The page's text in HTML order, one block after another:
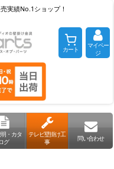
実績No.1ショップ！
カート
マイペー
ジ
・カタ
ログ
テレビ壁掛け工
事
問い合わせ